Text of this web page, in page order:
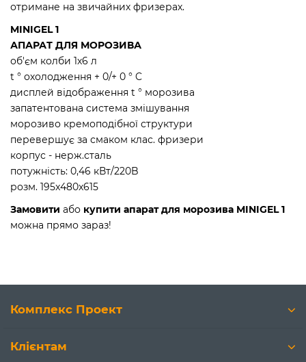
отримане на звичайних фризерах.
MINIGEL 1
АПАРАТ ДЛЯ МОРОЗИВА
об'єм колби 1х6 л
t ° охолодження + 0/+ 0 ° C
дисплей відображення t ° морозива
запатентована система змішування
морозиво кремоподібної структури
перевершує за смаком клас. фризери
корпус - нерж.сталь
потужність: 0,46 кВт/220B
розм. 195x480x615
Замовити або купити апарат для морозива MINIGEL 1
можна прямо зараз!
Комплекс Проект
Клієнтам